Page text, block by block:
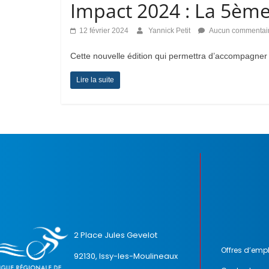
Impact 2024 : La
12 février 2024 Yannick Petit Aucun
Cette nouvelle édition qui permettra
Lire la suite
2 Place Jules Gevelot
92130, Issy-les-Moulineaux
Offres